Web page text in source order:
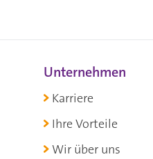
Unternehmen
Karriere
Ihre Vorteile
Wir über uns